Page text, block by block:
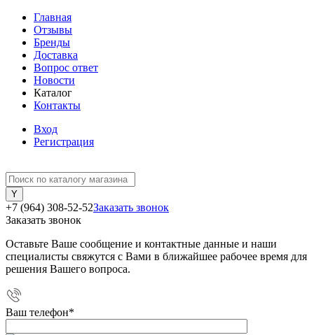
Главная
Отзывы
Бренды
Доставка
Вопрос ответ
Новости
Каталог
Контакты
Вход
Регистрация
+7 (964) 308-52-52Заказать звонок
Заказать звонок
Оставьте Ваше сообщение и контактные данные и наши
специалисты свяжутся с Вами в ближайшее рабочее время для
решения Вашего вопроса.
Ваш телефон*